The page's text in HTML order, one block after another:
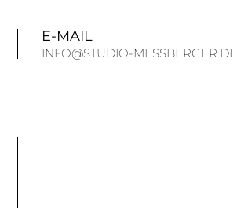
E-MAIL
INFO@STUDIO-MESSBERGER.DE